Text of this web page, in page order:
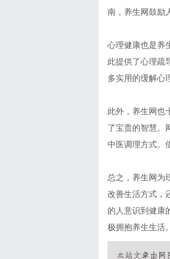
南，养生网鼓励
心理健康也是养
此提供了心理疏
多实用的缓解心
此外，养生网也
了宝贵的智慧。
中医调理方式。
总之，养生网为
改善生活方式，
的人意识到健康
极拥抱养生生活。